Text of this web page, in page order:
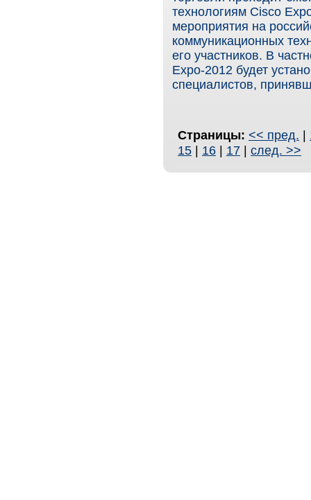
технологиям Cisco
мероприятия на
коммуникационных
его участников. В
Expo-2012 будет
специалистов,
Страницы: << пред. |
15 | 16 | 17 | след. >>